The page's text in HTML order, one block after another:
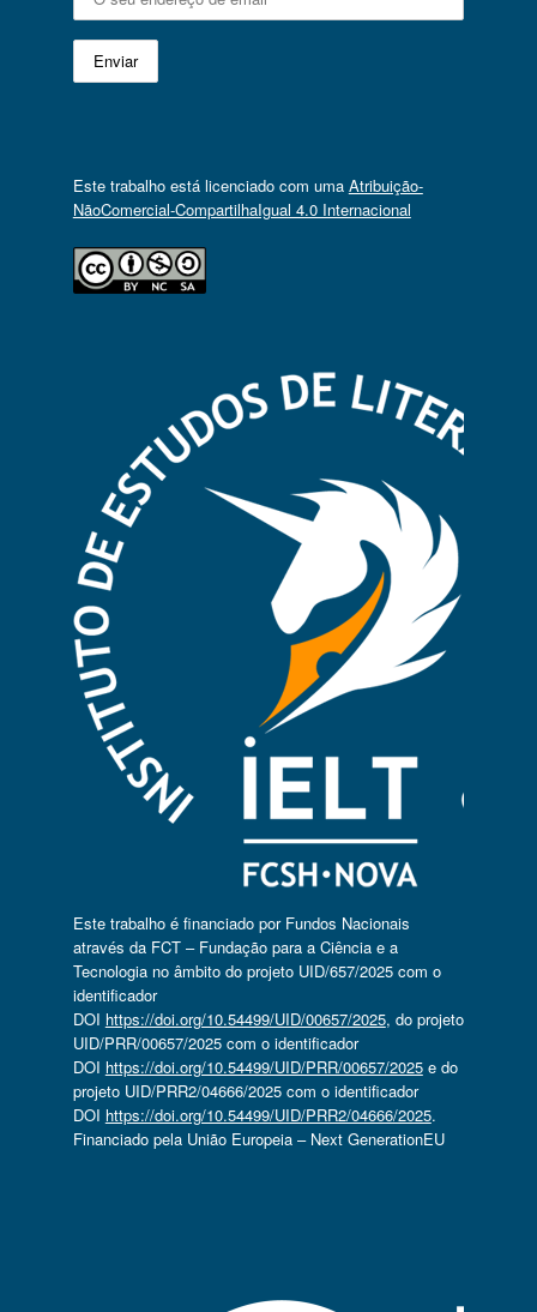
Este trabalho está licenciado com uma Atribuição-
NãoComercial-CompartilhaIgual 4.0 Internacional
Este trabalho é financiado por Fundos Nacionais
através da FCT – Fundação para a Ciência e a
Tecnologia no âmbito do projeto UID/657/2025 com o
identificador
DOI https://doi.org/10.54499/UID/00657/2025, do projeto
UID/PRR/00657/2025 com o identificador
DOI https://doi.org/10.54499/UID/PRR/00657/2025e do
projeto UID/PRR2/04666/2025 com o identificador
DOI https://doi.org/10.54499/UID/PRR2/04666/2025.
Financiado pela União Europeia – Next GenerationEU